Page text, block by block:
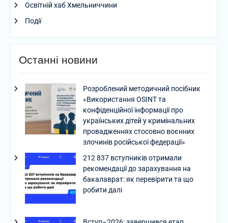
Освітній хаб Хмельниччини
Події
Останні новини
Розроблений методичний посібник
«Використання OSINT та
конфіденційної інформації про
українських дітей у кримінальних
провадженнях стосовно воєнних
злочинів російської федерації»
212 837 вступників отримали
рекомендації до зарахування на
бакалаврат: як перевірити та що
робити далі